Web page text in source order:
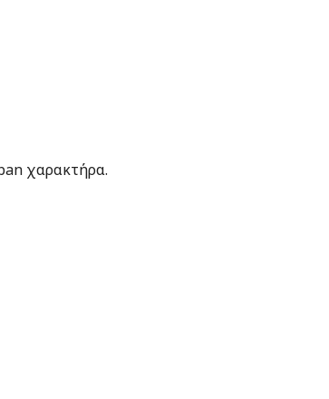
χαρακτήρα.